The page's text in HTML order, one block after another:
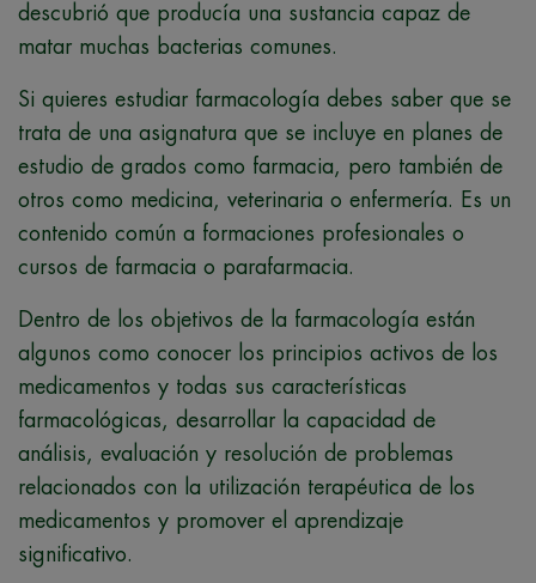
descubrió que producía una sustancia capaz de
matar muchas bacterias comunes.
Si quieres estudiar farmacología debes saber que se
trata de una asignatura que se incluye en planes de
estudio de grados como farmacia, pero también de
otros como medicina, veterinaria o enfermería. Es un
contenido común a formaciones profesionales o
cursos de farmacia o parafarmacia.
Dentro de los objetivos de la farmacología están
algunos como conocer los principios activos de los
medicamentos y todas sus características
farmacológicas, desarrollar la capacidad de
análisis, evaluación y resolución de problemas
relacionados con la utilización terapéutica de los
medicamentos y promover el aprendizaje
significativo.